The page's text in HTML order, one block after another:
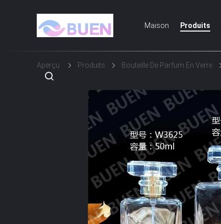
Maison Produits
Aperçu Produits Bouteille De Parfum En Verre